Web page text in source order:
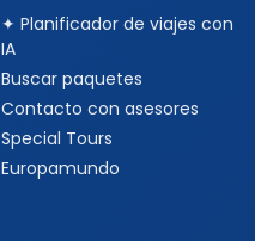
✦ Planificador de viajes con
IA
Buscar paquetes
Contacto con asesores
Special Tours
Europamundo